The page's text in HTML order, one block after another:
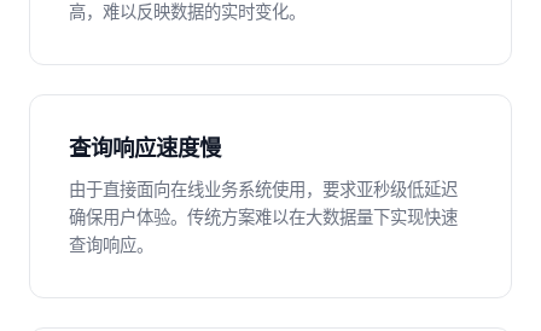
高，难以反映数据的实时变化。
查询响应速度慢
由于直接面向在线业务系统使用，要求亚秒级低延迟
确保用户体验。传统方案难以在大数据量下实现快速
查询响应。